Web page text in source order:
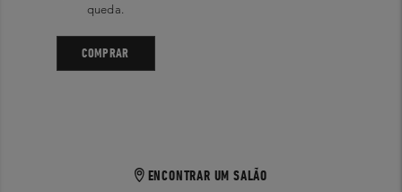
queda.
COMPRAR
ENCONTRAR UM SALÃO